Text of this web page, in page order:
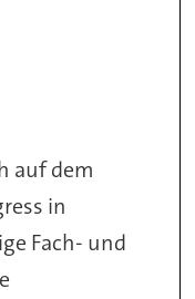
auf dem
in
Fach- und